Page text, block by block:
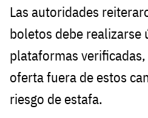
Las autoridades
boletos debe realizarse
plataformas
oferta fuera de estos
riesgo de estafa.